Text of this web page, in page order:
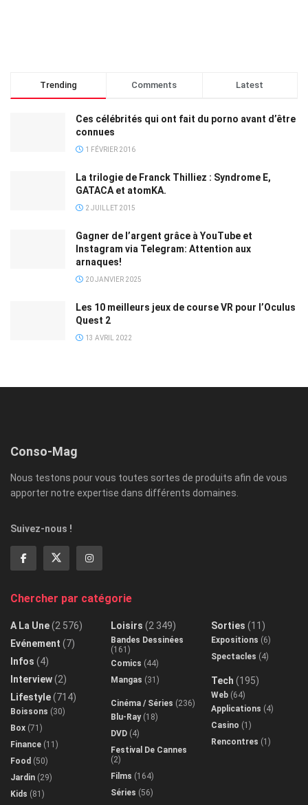
Trending Comments Latest
Ces célébrités qui ont fait du porno avant d’être
connues
1 FÉVRIER 2016
La trilogie de Franck Thilliez : Syndrome E,
GATACA et atomKA.
2 JUILLET 2015
Gagner de l’argent grâce à YouTube et
Instagram via Telegram: Attention aux
arnaques!
20 JANVIER 2025
Les 10 meilleurs jeux de course VR pour l’Oculus
Quest 2
13 AVRIL 2022
Conso-Mag
Nous testons pour vous toutes sortes de produits afin de vous
apporter notre expertise dans différents domaines.
Suivez-nous !
Chercher par catégorie
A La Une(2 576)
Evénement (7)
Infos (4)
Interview(2)
Lifestyle(714)
Boissons (30)
Box (71)
Finance (11)
Food (50)
Jardin (29)
Kids (81)
Loisirs (2 349)
Bandes Dessinées
(161)
Comics (44)
Mangas (31)
Cinéma / Séries (236)
Blu-Ray(18)
DVD (4)
Festival De Cannes
(2)
Films (164)
Séries (56)
Sorties (11)
Expositions (6)
Spectacles (4)
Tech (195)
Web (64)
Applications (4)
Casino (1)
Rencontres (1)